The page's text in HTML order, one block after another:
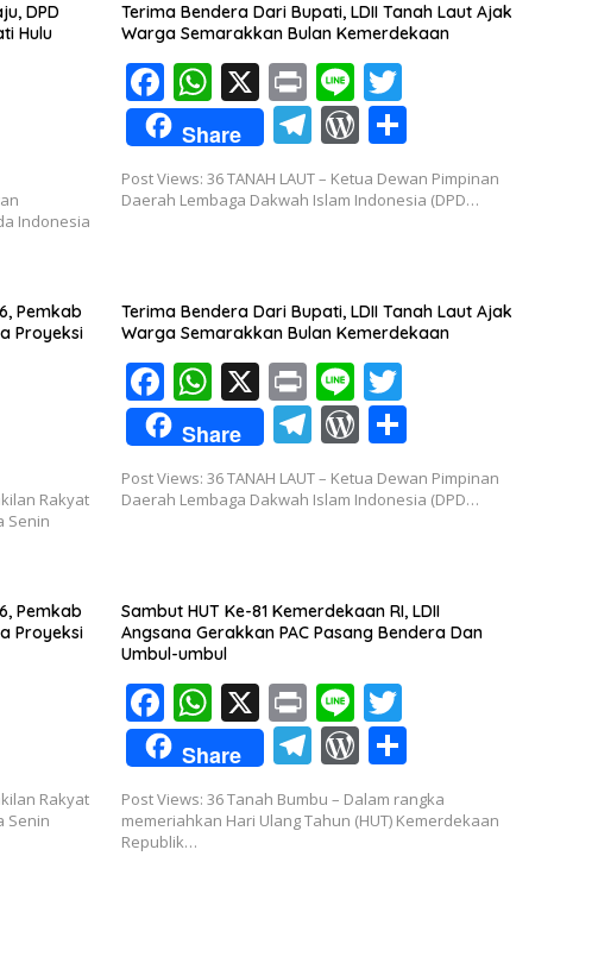
DPD
Hulu
Indonesia
Terima Bendera Dari Bupati, LDII Tanah Laut Ajak
Warga Semarakkan Bulan Kemerdekaan
F
ac
e
b
k
W
h
at
s
p
X Pr
in
t
Li
n
e
T
w
itt
er
Share T
el
e
m
W
or
d
ss
S
h
ar
Post Views: 36 TANAH LAUT – Ketua Dewan Pimpinan
Daerah Lembaga Dakwah Islam Indonesia (DPD…
Pemkab
Proyeksi
Rakyat
Senin
Terima Bendera Dari Bupati, LDII Tanah Laut Ajak
Warga Semarakkan Bulan Kemerdekaan
F
ac
e
b
k
W
h
at
s
p
X Pr
in
t
Li
n
e
T
w
itt
er
Share T
el
e
m
W
or
d
ss
S
h
ar
Post Views: 36 TANAH LAUT – Ketua Dewan Pimpinan
Daerah Lembaga Dakwah Islam Indonesia (DPD…
Pemkab
Proyeksi
Rakyat
Senin
Sambut HUT Ke-81 Kemerdekaan RI, LDII
Angsana Gerakkan PAC Pasang Bendera Dan
Umbul-umbul
F
ac
e
b
o
W
h
at
s
X Pr
in
t
Li
n
e
T
w
itt
er
Share T
el
e
W
or
d
S
h
ar
Post Views: 36 Tanah Bumbu – Dalam rangka
memeriahkan Hari Ulang Tahun (HUT) Kemerdekaan
Republik…